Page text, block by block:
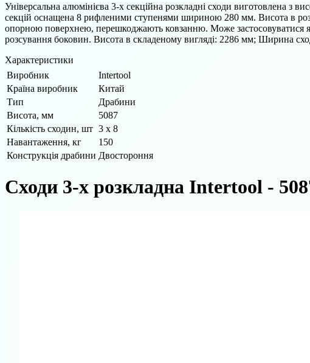
Універсальна алюмінієва 3-х секційна розкладні сходи виготовлена ​​з
секцій оснащена 8 рифленими ступенями шириною 280 мм. Висота в
опорною поверхнею, перешкоджають ковзанню. Може застосовуватися
розсування боковин. Висота в складеному вигляді: 2286 мм; Ширина
Характеристики
Виробник
Intertool
Країна виробник
Китай
Тип
Драбини
Висота, мм
5087
Кількість сходин, шт 3 х 8
Навантаження, кг
150
Конструкція драбини Двостороння
Сходи 3-х розкладна Intertool -